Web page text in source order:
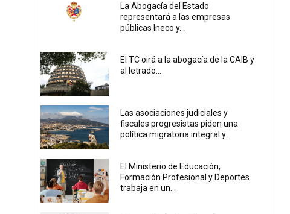
La Abogacía del Estado
representará a las empresas
públicas Ineco y...
El TC oirá a la abogacía de la CAIB y
al letrado...
Las asociaciones judiciales y
fiscales progresistas piden una
política migratoria integral y...
El Ministerio de Educación,
Formación Profesional y Deportes
trabaja en un...